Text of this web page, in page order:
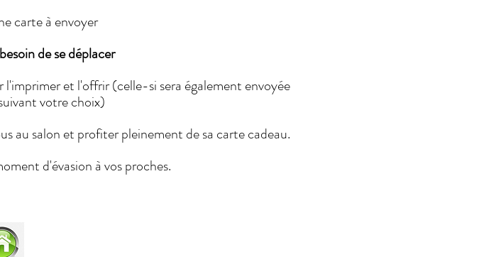
carte à envoyer
de se déplacer
et l'offrir (celle-si sera également envoyée
votre choix)
au salon et profiter pleinement de sa carte cadeau.
d'évasion à vos proches.